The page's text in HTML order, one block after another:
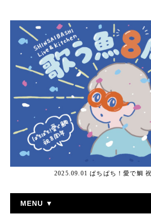
2025.09.01 ぱちぱち！愛で鯛
MENU ▼